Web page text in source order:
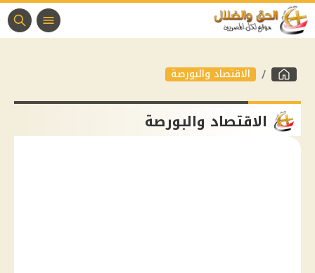
الاقتصاد والبورصة
الاقتصاد والبورصة